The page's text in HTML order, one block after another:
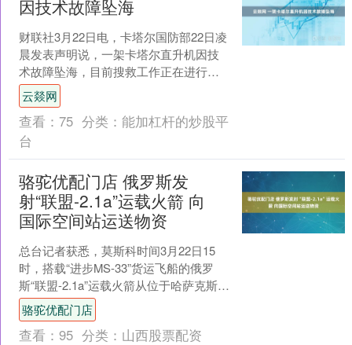
因技术故障坠海
财联社3月22日电，卡塔尔国防部22日凌
晨发表声明说，一架卡塔尔直升机因技
术故障坠海，目前搜救工作正在进行。
(新华社)....
云燚网
查看： 75 分类： 能加杠杆的炒股平
台
骆驼优配门店 俄罗斯发
射“联盟-2.1a”运载火箭 向
国际空间站运送物资
总台记者获悉，莫斯科时间3月22日15
时，搭载“进步MS-33”货运飞船的俄罗
斯“联盟-2.1a”运载火箭从位于哈萨克斯坦
的拜科努尔航天发射场顺利升空。飞船
将向....
骆驼优配门店
查看： 95 分类： 山西股票配资